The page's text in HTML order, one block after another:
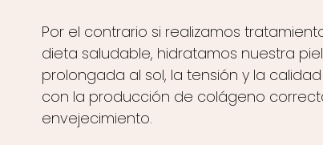
Por el contrario si realizamos
dieta saludable, hidratamos nuestra
prolongada al sol, la tensión y la
con la producción de colágeno
envejecimiento.